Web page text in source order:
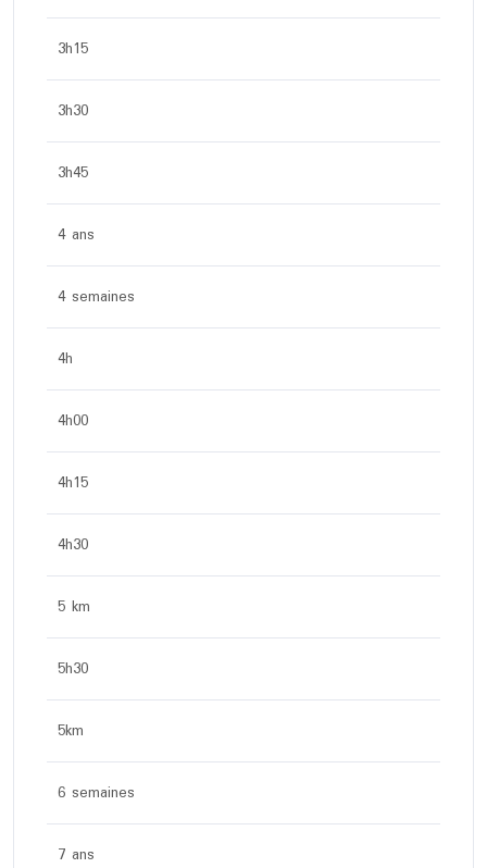
3h15
3h30
3h45
4 ans
4 semaines
4h
4h00
4h15
4h30
5 km
5h30
5km
6 semaines
7 ans